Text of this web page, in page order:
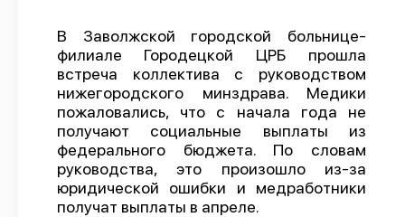
Отчеты
Предложить публикацию
Справочник
API
О проекте
Политика конфиденциальности
В Заволжской городской больнице-
филиале Городецкой ЦРБ прошла
встреча коллектива с руководством
нижегородского минздрава. Медики
пожаловались, что с начала года не
получают социальные выплаты из
федерального бюджета. По словам
руководства, это произошло из-за
юридической ошибки и медработники
получат выплаты в апреле.